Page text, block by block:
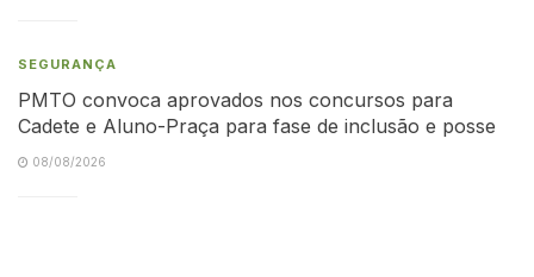
SEGURANÇA
PMTO convoca aprovados nos concursos para
Cadete e Aluno-Praça para fase de inclusão e posse
08/08/2026